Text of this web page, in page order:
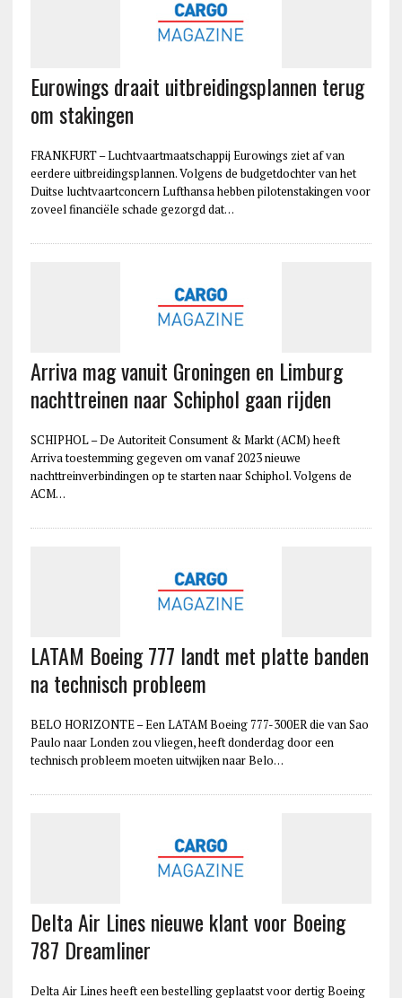
Eurowings draait uitbreidingsplannen terug
om stakingen
FRANKFURT – Luchtvaartmaatschappij Eurowings ziet af van
eerdere uitbreidingsplannen. Volgens de budgetdochter van het
Duitse luchtvaartconcern Lufthansa hebben pilotenstakingen voor
zoveel financiële schade gezorgd dat…
Arriva mag vanuit Groningen en Limburg
nachttreinen naar Schiphol gaan rijden
SCHIPHOL – De Autoriteit Consument & Markt (ACM) heeft
Arriva toestemming gegeven om vanaf 2023 nieuwe
nachttreinverbindingen op te starten naar Schiphol. Volgens de
ACM…
LATAM Boeing 777 landt met platte banden
na technisch probleem
BELO HORIZONTE – Een LATAM Boeing 777-300ER die van Sao
Paulo naar Londen zou vliegen, heeft donderdag door een
technisch probleem moeten uitwijken naar Belo…
Delta Air Lines nieuwe klant voor Boeing
787 Dreamliner
Delta Air Lines heeft een bestelling geplaatst voor dertig Boeing